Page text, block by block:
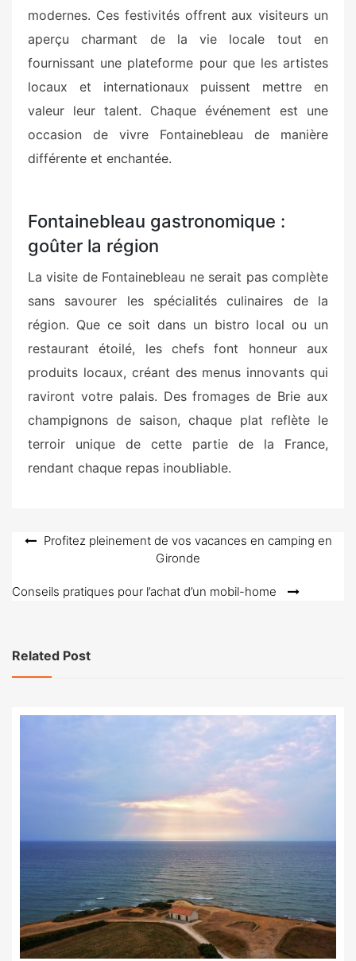
modernes. Ces festivités offrent aux visiteurs un
aperçu charmant de la vie locale tout en
fournissant une plateforme pour que les artistes
locaux et internationaux puissent mettre en
valeur leur talent. Chaque événement est une
occasion de vivre Fontainebleau de manière
différente et enchantée.
Fontainebleau gastronomique :
goûter la région
La visite de Fontainebleau ne serait pas complète
sans savourer les spécialités culinaires de la
région. Que ce soit dans un bistro local ou un
restaurant étoilé, les chefs font honneur aux
produits locaux, créant des menus innovants qui
raviront votre palais. Des fromages de Brie aux
champignons de saison, chaque plat reflète le
terroir unique de cette partie de la France,
rendant chaque repas inoubliable.
Navigation
l’article
Profitez pleinement de vos vacances en camping en
Gironde
Conseils pratiques pour l’achat d’un mobil-home
Related Post